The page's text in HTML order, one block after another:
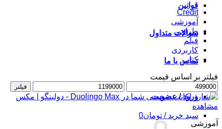
قوانین
سوالات متداول
تماس با ما
ورود / عضویت
سبد خرید / تومان0
Credit
آموزشی
طراحی
فیلم
کاربردی
کتاب
فیلتر بر اساس قیمت
حداقل
قیمت
حداکثر
قیمت
فیلتر
مشاهده
آموزشی